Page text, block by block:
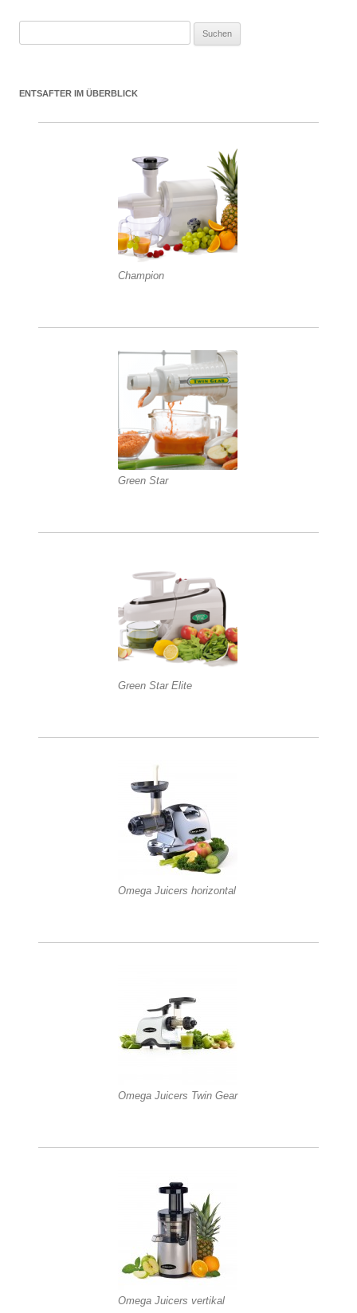
ENTSAFTER IM ÜBERBLICK
Champion
Green Star
Green Star Elite
Omega Juicers horizontal
Omega Juicers Twin Gear
Omega Juicers vertikal